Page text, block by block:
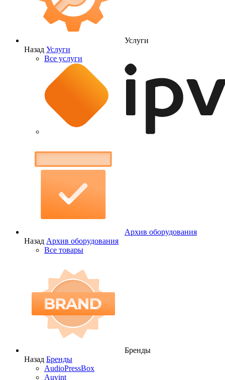
Услуги
Назад Услуги
Все услуги
Архив оборудования
Назад Архив оборудования
Все товары
Бренды
Назад Бренды
AudioPressBox
Auvint